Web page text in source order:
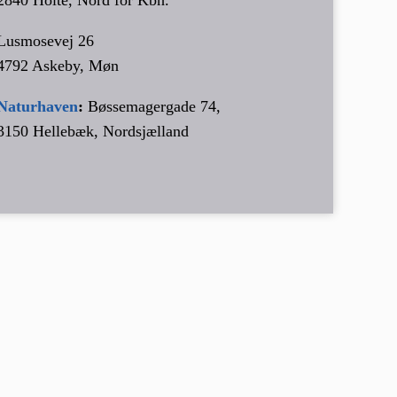
26
Askeby, Møn
: Bøssemagergade 74,
Hellebæk, Nordsjælland